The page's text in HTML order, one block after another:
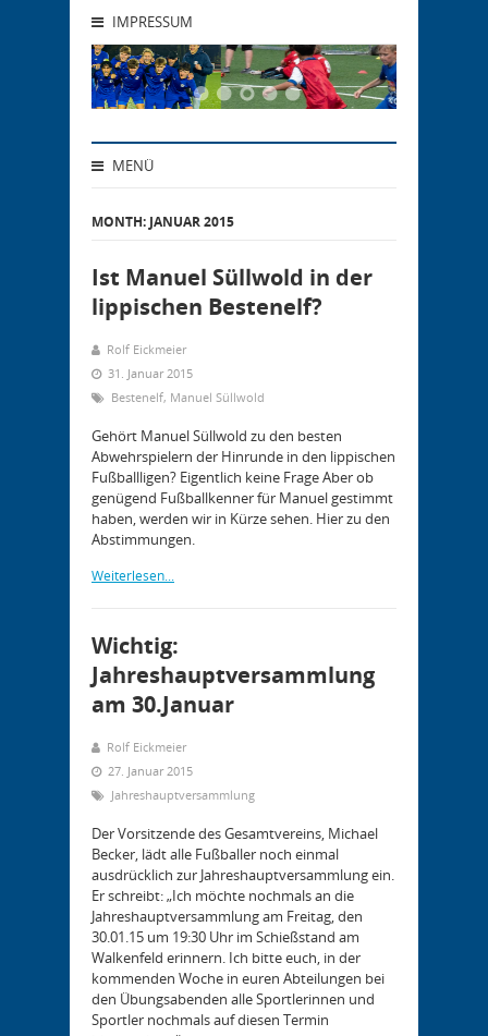
IMPRESSUM
MENÜ
MONTH: JANUAR 2015
Ist Manuel Süllwold in der
lippischen Bestenelf?
Rolf Eickmeier
31. Januar 2015
Bestenelf, Manuel Süllwold
Gehört Manuel Süllwold zu den besten
Abwehrspielern der Hinrunde in den lippischen
Fußballligen? Eigentlich keine Frage Aber ob
genügend Fußballkenner für Manuel gestimmt
haben, werden wir in Kürze sehen. Hier zu den
Abstimmungen.
Weiterlesen...
Wichtig:
Jahreshauptversammlung
am 30.Januar
Rolf Eickmeier
27. Januar 2015
Jahreshauptversammlung
Der Vorsitzende des Gesamtvereins, Michael
Becker, lädt alle Fußballer noch einmal
ausdrücklich zur Jahreshauptversammlung ein.
Er schreibt: „Ich möchte nochmals an die
Jahreshauptversammlung am Freitag, den
30.01.15 um 19:30 Uhr im Schießstand am
Walkenfeld erinnern. Ich bitte euch, in der
kommenden Woche in euren Abteilungen bei
den Übungsabenden alle Sportlerinnen und
Sportler nochmals auf diesen Termin